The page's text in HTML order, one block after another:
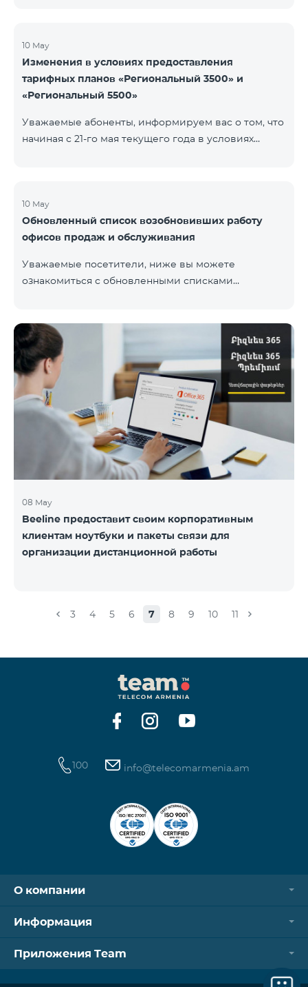
10 May
Изменения в условиях предоставления
тарифных планов «Региональный 3500» и
«Региональный 5500»
Уважаемые абоненты, информируем вас о том, что
начиная с 21-го мая текущего года в условиях
изменен наблюдательный период — 15 дней
вместо прежних 60-ти. В случае, если тарифный
план не будет активирован вновь на 16-ый день
расторгнут в одностороннем порядке и на
основной номер будет наложен штраф.
10 May
Обновленный список возобновивших работу
офисов продаж и обслуживания
Уважаемые посетители, ниже вы можете
ознакомиться с обновленными списками
Регионы В офисах соблюдены соответствующие
меры для обеспечения безопасности здоровья
наших сотрудников и клиентов.
08 May
Beeline предоставит своим корпоративным
клиентам ноутбуки и пакеты связи для
организации дистанционной работы
3 4 5 6 7 8 9 10 11
100 info@telecomarmenia.am
О компании
Информация
Приложения Team